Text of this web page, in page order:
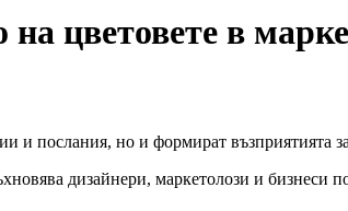
цветовете в
и послания, но и формират възприятията
дизайнери, маркетолози и бизнеси